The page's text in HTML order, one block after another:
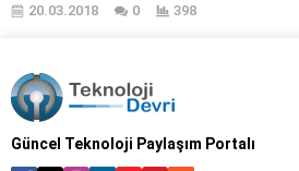
modem şifresi nedir? Tenda
gerekenler nelerdir? Tenda D301
modem wifi şifresi nasıl
kanal ayarları nasıl yapılır? Tenda
20.03.2018 0 398
Güncel Teknoloji Paylaşım Portalı